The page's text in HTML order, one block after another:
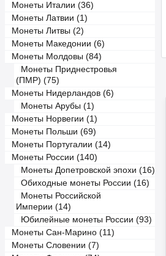
Монеты Италии (36)
Монеты Латвии (1)
Монеты Литвы (2)
Монеты Македонии (6)
Монеты Молдовы (84)
Монеты Приднестровья
(ПМР) (75)
Монеты Нидерландов (6)
Монеты Арубы (1)
Монеты Норвегии (1)
Монеты Польши (69)
Монеты Португалии (14)
Монеты России (140)
Монеты Допетровской эпохи (16)
Обиходные монеты России (16)
Монеты Российской
Империи (14)
Юбилейные монеты России (93)
Монеты Сан-Марино (11)
Монеты Словении (7)